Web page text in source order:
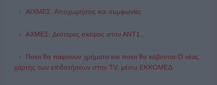
ΑΙΧΜΕΣ: Αποχωρήσεις και συμφωνίες
ΑΧΜΕΣ: Δεύτερες σκέψεις στον ΑΝΤ1...
Ποιοι θα παίρνουν χρήματα και ποιοι θα κόβονται-Ο νέος
χάρτης των επιδοτήσεων στην TV, μέσω ΕΚΚΟΜΕΔ